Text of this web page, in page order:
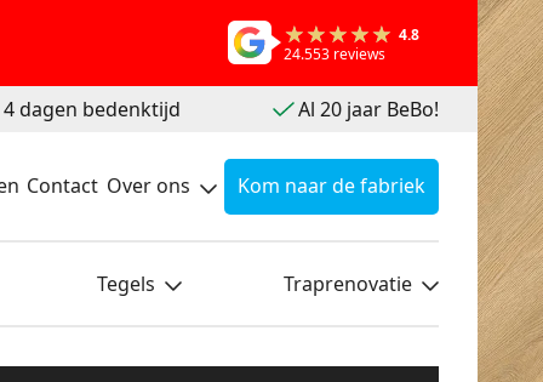
4.8
24.553 reviews
dagen bedenktijd Al 20 jaar BeBo!
Contact Over ons Kom naar de fabriek
Tegels Traprenovatie